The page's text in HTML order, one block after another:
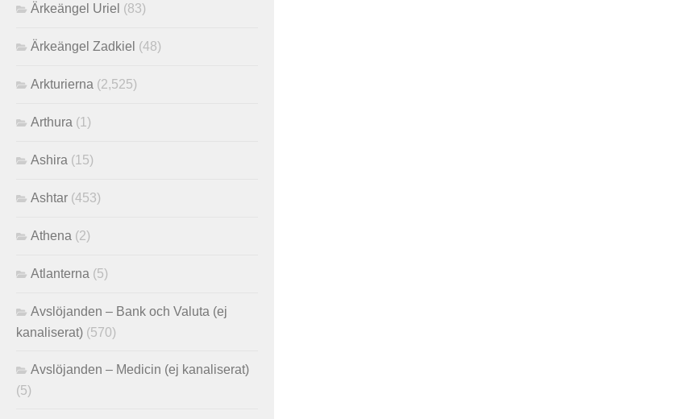
Ärkeängel Uriel (83)
Ärkeängel Zadkiel (48)
Arkturierna (2,525)
Arthura (1)
Ashira (15)
Ashtar (453)
Athena (2)
Atlanterna (5)
Avslöjanden – Bank och Valuta (ej
kanaliserat) (570)
Avslöjanden – Medicin (ej kanaliserat)
(5)